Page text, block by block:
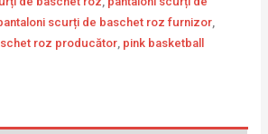
scurți de baschet roz furnizor
roz producător pink basketball